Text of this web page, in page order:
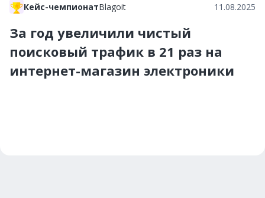
Кейс-чемпионатВlagoit 11.08.2025
За год увеличили чистый
поисковый трафик в 21 раз на
интернет-магазин электроники